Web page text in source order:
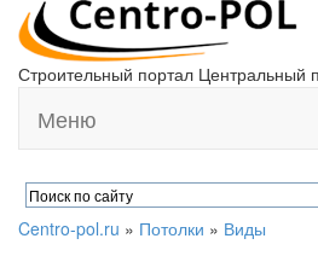
Строительный портал Центральный
Меню
Centro-pol.ru » Потолки » Виды